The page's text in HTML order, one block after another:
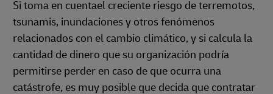
Si toma en cuentael creciente riesgo de terremotos,
tsunamis, inundaciones y otros fenómenos
relacionados con el cambio climático, y si calcula la
cantidad de dinero que su organización podría
permitirse perder en caso de que ocurra una
catástrofe, es muy posible que decida que contratar